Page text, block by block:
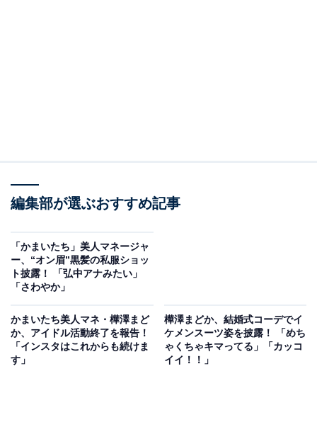
編集部が選ぶおすすめ記事
「かまいたち」美人マネージャ
ー、“オン眉”黒髪の私服ショッ
ト披露！ 「弘中アナみたい」
「さわやか」
かまいたち美人マネ・樺澤まど
か、アイドル活動終了を報告！
「インスタはこれからも続けま
す」
樺澤まどか、結婚式コーデでイ
ケメンスーツ姿を披露！ 「めち
ゃくちゃキマってる」「カッコ
イイ！！」